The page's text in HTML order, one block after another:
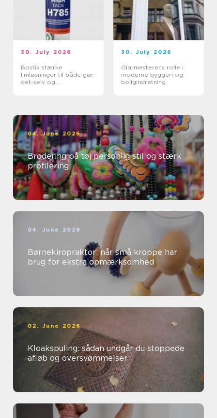
30. July 2026
Bostik stærke
limløsninger til både gør-
det-selv og
30. July 2026
Glarmesterens rolle i
moderne byggeri og
boligindretning
04. June 2026
Brodering på tøj personlig stil og stærk
profilering
04. June 2026
Børnekiropraktor: når små kroppe har
brug for ekstra opmærksomhed
02. June 2026
Kloakspuling: sådan undgår du stoppede
afløb og oversvømmelser